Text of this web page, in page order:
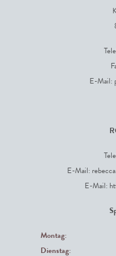
E-Mail:
E-Mail:
E-Mail:
Montag:
Dienstag: